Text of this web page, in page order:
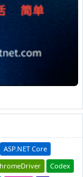
ASP.NET Core
Codex